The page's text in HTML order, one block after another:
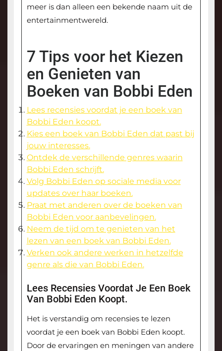
meer is dan alleen een bekende naam uit de
entertainmentwereld.
7 Tips voor het Kiezen
en Genieten van
Boeken van Bobbi Eden
Lees recensies voordat je een boek van
Bobbi Eden koopt.
Kies een boek van Bobbi Eden dat past bij
jouw interesses.
Ontdek de verschillende genres waarin
Bobbi Eden schrijft.
Volg Bobbi Eden op sociale media voor
updates over haar boeken.
Praat met anderen over de boeken van
Bobbi Eden voor aanbevelingen.
Neem de tijd om te genieten van het
lezen van een boek van Bobbi Eden.
Verken ook andere werken in hetzelfde
genre als die van Bobbi Eden.
Lees Recensies Voordat Je Een Boek
Van Bobbi Eden Koopt.
Het is verstandig om recensies te lezen
voordat je een boek van Bobbi Eden koopt.
Door de ervaringen en meningen van andere